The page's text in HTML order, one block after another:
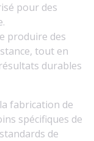
pour des
produire des
tout en
durables
fabrication de
spécifiques de
de